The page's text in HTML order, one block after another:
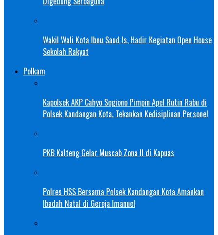
Wakil Wali Kota Ibnu Saud Is, Hadir Kegiatan Open House
Sekolah Rakyat
Polkam
Kapolsek AKP Cahyo Sogiono Pimpin Apel Rutin Rabu di
Polsek Kandangan Kota, Tekankan Kedisiplinan Personel
PKB Kalteng Gelar Muscab Zona II di Kapuas
Polres HSS Bersama Polsek Kandangan Kota Amankan
Ibadah Natal di Gereja Imanuel